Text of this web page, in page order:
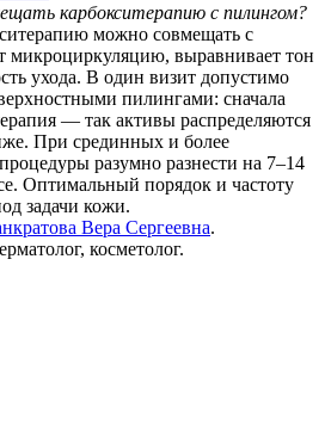
карбокситерапию с пилингом?
можно совмещать с
микроциркуляцию, выравнивает тон
ухода. В один визит допустимо
пилингами: сначала
— так активы распределяются
При срединных и более
разумно разнести на 7–14
Оптимальный порядок и частоту
задачи кожи.
Вера Сергеевна.
косметолог.